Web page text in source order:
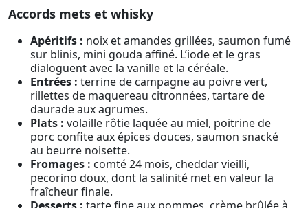
Accords mets et whisky
Apéritifs : noix et amandes grillées, saumon fumé
sur blinis, mini gouda affiné. L’iode et le gras
dialoguent avec la vanille et la céréale.
Entrées : terrine de campagne au poivre vert,
rillettes de maquereau citronnées, tartare de
daurade aux agrumes.
Plats : volaille rôtie laquée au miel, poitrine de
porc confite aux épices douces, saumon snacké
au beurre noisette.
Fromages : comté 24 mois, cheddar vieilli,
pecorino doux, dont la salinité met en valeur la
fraîcheur finale.